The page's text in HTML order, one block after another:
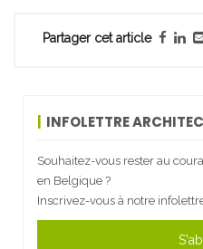
Partager cet article
INFOLETTRE
Souhaitez-vous rester au
en Belgique ?
Inscrivez-vous à notre